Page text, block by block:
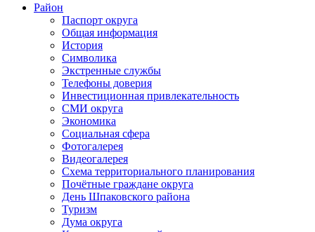
Район
Паспорт округа
Общая информация
История
Символика
Экстренные службы
Телефоны доверия
Инвестиционная привлекательность
СМИ округа
Экономика
Социальная сфера
Фотогалерея
Видеогалерея
Схема территориального планирования
Почётные граждане округа
День Шпаковского района
Туризм
Дума округа